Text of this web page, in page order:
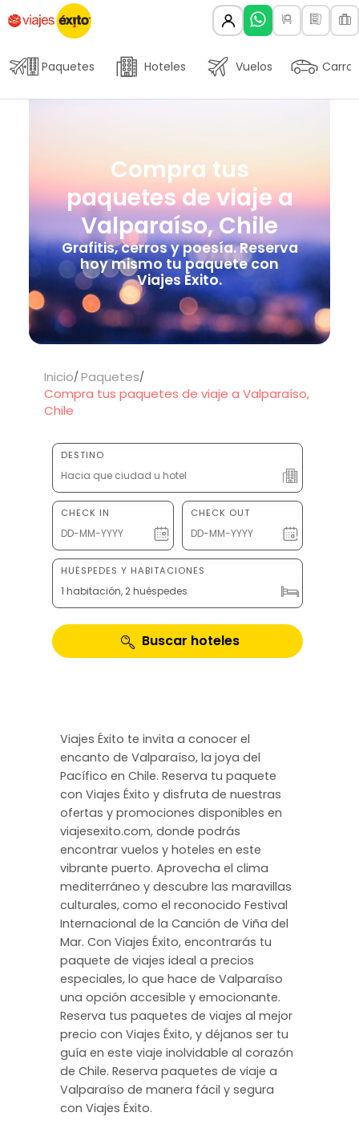
Paquetes Hoteles Vuelos Carros
Compra tus
paquetes de viaje a
Valparaíso, Chile
Grafitis, cerros y poesía. Reserva
hoy mismo tu paquete con
Viajes Éxito.
Inicio Paquetes
Compra tus paquetes de viaje a Valparaíso,
Chile
DESTINO
CHECK IN CHECK OUT
HUÉSPEDES Y HABITACIONES
1 habitación, 2 huéspedes
Buscar hoteles
Viajes Éxito te invita a conocer el
encanto de Valparaíso, la joya del
Pacífico en Chile. Reserva tu paquete
con Viajes Éxito y disfruta de nuestras
ofertas y promociones disponibles en
viajesexito.com, donde podrás
encontrar vuelos y hoteles en este
vibrante puerto. Aprovecha el clima
mediterráneo y descubre las maravillas
culturales, como el reconocido Festival
Internacional de la Canción de Viña del
Mar. Con Viajes Éxito, encontrarás tu
paquete de viajes ideal a precios
especiales, lo que hace de Valparaíso
una opción accesible y emocionante.
Reserva tus paquetes de viajes al mejor
precio con Viajes Éxito, y déjanos ser tu
guía en este viaje inolvidable al corazón
de Chile. Reserva paquetes de viaje a
Valparaíso de manera fácil y segura
con Viajes Éxito.